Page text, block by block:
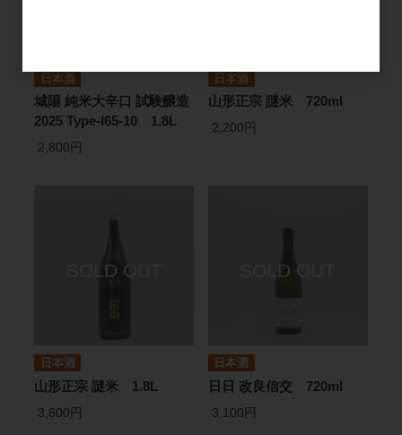
日本酒
城陽 純米大辛口 試験醸造
2025 Type-I65-10 1.8L
2,800円
日本酒
山形正宗 謎米 720ml
2,200円
日本酒
山形正宗 謎米 1.8L
3,600円
日本酒
日日 改良信交 720ml
3,100円